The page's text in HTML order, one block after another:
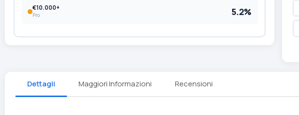
€10.000+
Pro 5.2%
Dettagli Maggiori Informazioni Recensioni